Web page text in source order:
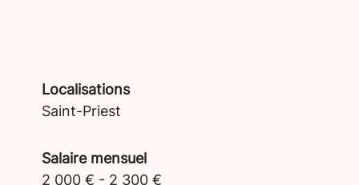
Localisations
Saint-Priest
Salaire mensuel
2 000 € - 2 300 €